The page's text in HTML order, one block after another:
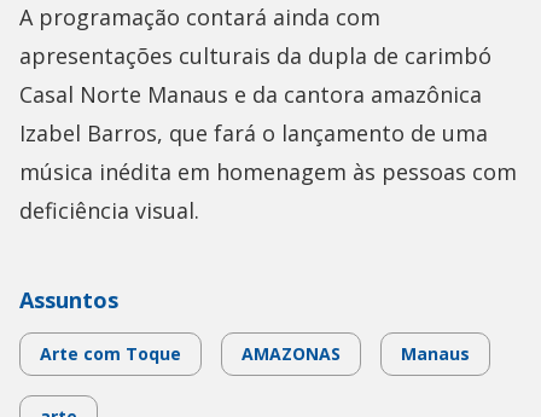
A programação contará ainda com
apresentações culturais da dupla de carimbó
Casal Norte Manaus e da cantora amazônica
Izabel Barros, que fará o lançamento de uma
música inédita em homenagem às pessoas com
deficiência visual.
Assuntos
Arte com Toque AMAZONAS Manaus